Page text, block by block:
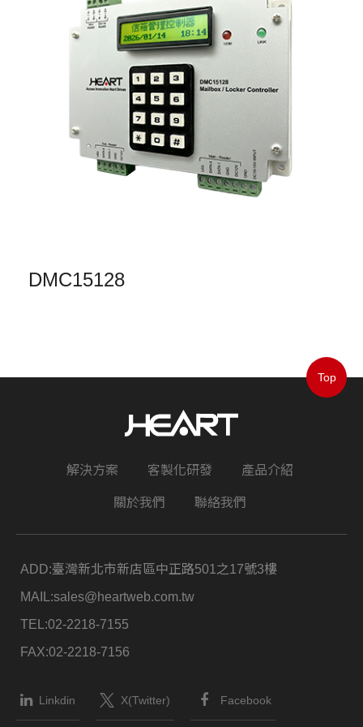
DMC15128
Top
解決方案 客製化研發 產品介紹
關於我們 聯絡我們
ADD:臺灣新北市新店區中正路501之17號3樓
MAIL:sales@heartweb.com.tw
TEL:02-2218-7155
FAX:02-2218-7156
Linkdin X(Twitter) Facebook